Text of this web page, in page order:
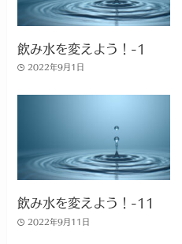
飲み水を変えよう！-1
2022年9月1日
飲み水を変えよう！-11
2022年9月11日